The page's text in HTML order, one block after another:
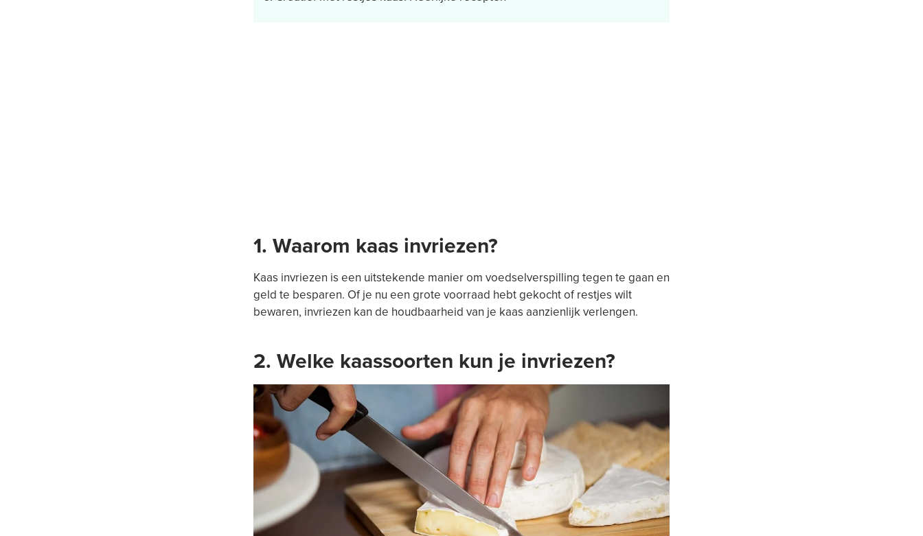
1. Waarom kaas invriezen?
Kaas invriezen is een uitstekende manier om voedselverspilling tegen te gaan en
geld te besparen. Of je nu een grote voorraad hebt gekocht of restjes wilt
bewaren, invriezen kan de houdbaarheid van je kaas aanzienlijk verlengen.
2. Welke kaassoorten kun je invriezen?